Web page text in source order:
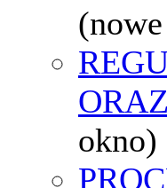
okno)